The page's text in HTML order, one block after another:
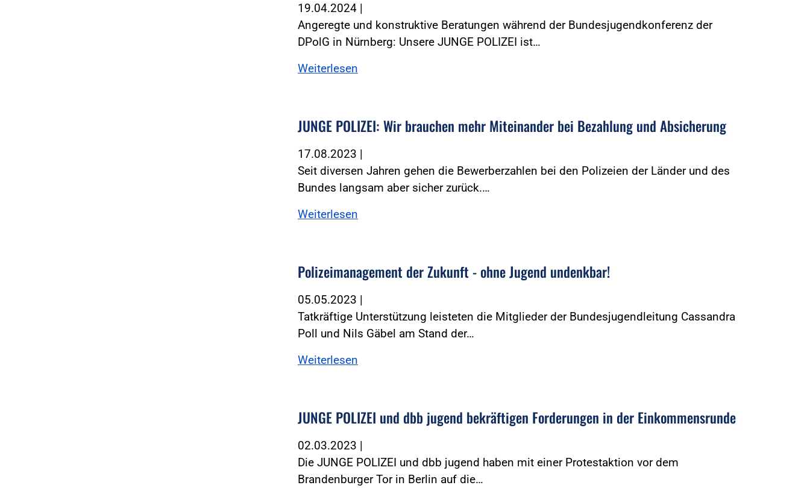
19.04.2024 |
Angeregte und konstruktive Beratungen während der Bundesjugendkonferenz der
DPolG in Nürnberg: Unsere JUNGE POLIZEI ist…
Weiterlesen
JUNGE POLIZEI: Wir brauchen mehr Miteinander bei Bezahlung und Absicherung
17.08.2023 |
Seit diversen Jahren gehen die Bewerberzahlen bei den Polizeien der Länder und des
Bundes langsam aber sicher zurück.…
Weiterlesen
Polizeimanagement der Zukunft - ohne Jugend undenkbar!
05.05.2023 |
Tatkräftige Unterstützung leisteten die Mitglieder der Bundesjugendleitung Cassandra
Poll und Nils Gäbel am Stand der…
Weiterlesen
JUNGE POLIZEI und dbb jugend bekräftigen Forderungen in der Einkommensrunde
02.03.2023 |
Die JUNGE POLIZEI und dbb jugend haben mit einer Protestaktion vor dem
Brandenburger Tor in Berlin auf die…